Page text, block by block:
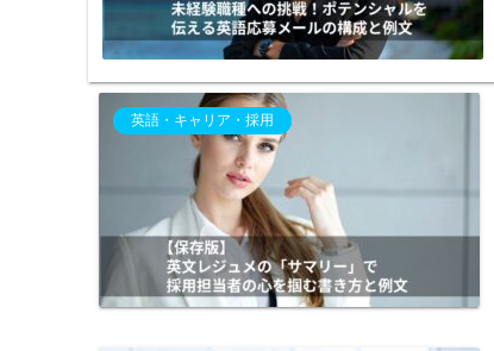
英語・キャリア・採用